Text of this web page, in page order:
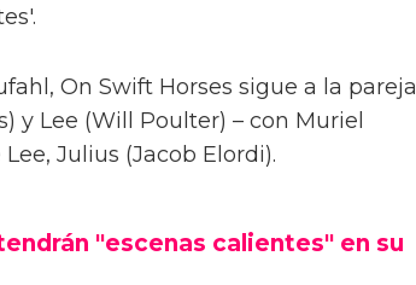
On Swift Horses sigue a la pareja
y Lee (Will Poulter) – con Muriel
Julius (Jacob Elordi).
"escenas calientes" en su